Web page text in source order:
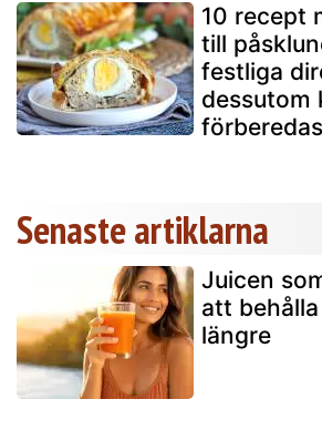
10 recept
till
festliga
dessutom
Senaste artiklarna
Juicen
att
längre